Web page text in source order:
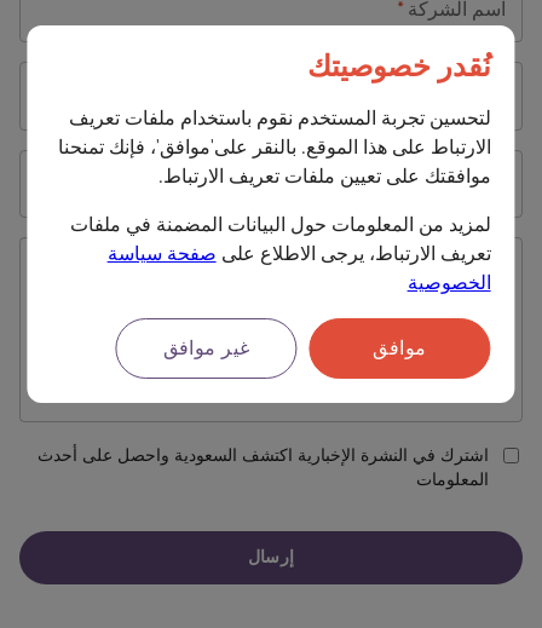
اسم الشركة *
عنوان البريد الإلكتروني*
معلومات إضافية
اشترك في النشرة الإخبارية اكتشف السعودية واحصل على أحدث
المعلومات
إرسال
نُقدر خصوصيتك
لتحسين تجربة المستخدم نقوم باستخدام ملفات تعريف
الارتباط على هذا الموقع. بالنقر على'موافق'، فإنك تمنحنا
موافقتك على تعيين ملفات تعريف الارتباط.
لمزيد من المعلومات حول البيانات المضمنة في ملفات
تعريف الارتباط، يرجى الاطلاع على صفحة سياسة
الخصوصية
موافق غير موافق